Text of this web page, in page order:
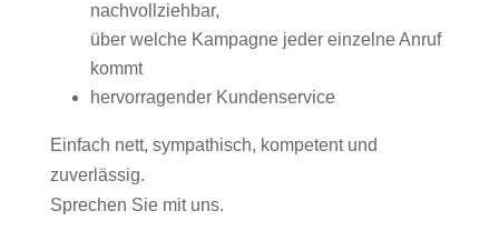
nachvollziehbar,
über welche Kampagne jeder einzelne Anruf
kommt
hervorragender Kundenservice
Einfach nett, sympathisch, kompetent und
zuverlässig.
Sprechen Sie mit uns.